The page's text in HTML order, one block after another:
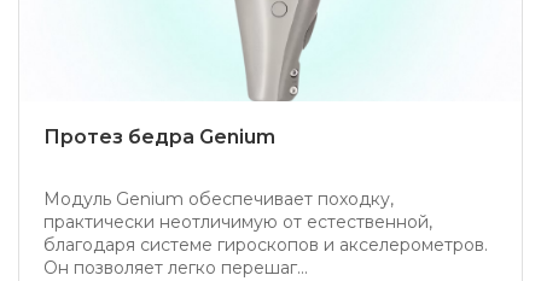
Протез бедра Genium
Модуль Genium обеспечивает походку,
практически неотличимую от естественной,
благодаря системе гироскопов и акселерометров.
Он позволяет легко перешаг...